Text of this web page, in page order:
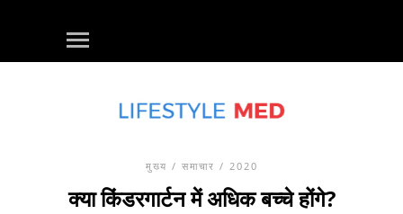
मुख्य / समाचार / 2020
क्या किंडरगार्टन में अधिक बच्चे होंगे?